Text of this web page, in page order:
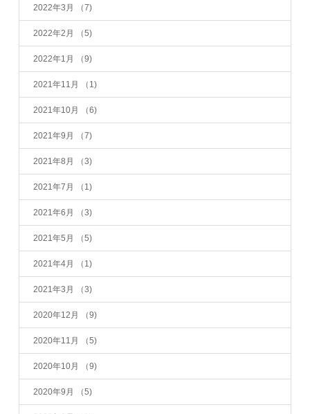
2022年3月 （7)
2022年2月 （5)
2022年1月 （9)
2021年11月 （1)
2021年10月 （6)
2021年9月 （7)
2021年8月 （3)
2021年7月 （1)
2021年6月 （3)
2021年5月 （5)
2021年4月 （1)
2021年3月 （3)
2020年12月 （9)
2020年11月 （5)
2020年10月 （9)
2020年9月 （5)